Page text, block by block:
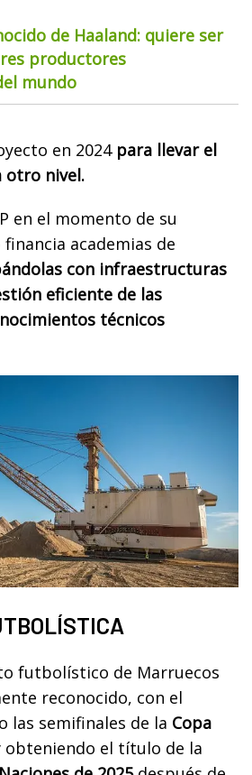
de Haaland: quiere ser
productores
mundo
en 2024 para llevar el
nivel.
en el momento de su
academias de
con infraestructuras
eficiente de las
técnicos
futbolístico de Marruecos
reconocido, con el
las semifinales de la Copa
obteniendo el título de la